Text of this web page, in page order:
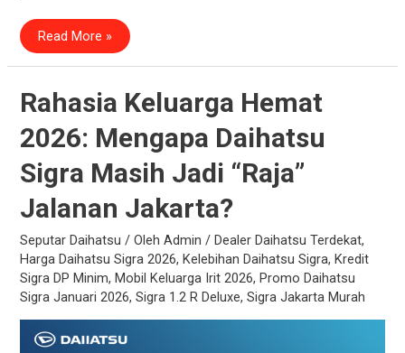
Perbandingan
Harga
Daihatsu
Sigra
2026:
Kenaikan
&
Terbaru!
Read More »
Rahasia Keluarga Hemat
2026: Mengapa Daihatsu
Sigra Masih Jadi “Raja”
Jalanan Jakarta?
Seputar Daihatsu / OlehAdmin /Dealer Daihatsu Terdekat,
Harga Daihatsu Sigra 2026,Kelebihan Daihatsu Sigra,Kredit
Sigra DP Minim,Mobil Keluarga Irit 2026,Promo Daihatsu
Sigra Januari 2026,Sigra 1.2 R Deluxe,Sigra Jakarta Murah